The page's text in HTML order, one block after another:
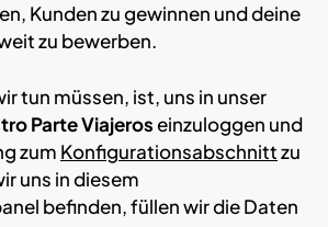
Kunden zu gewinnen und deine
zu bewerben.
tun müssen, ist, uns in unser
Parte Viajeroseinzuloggen und
zum Konfigurationsabschnittzu
uns in diesem
befinden, füllen wir die Daten